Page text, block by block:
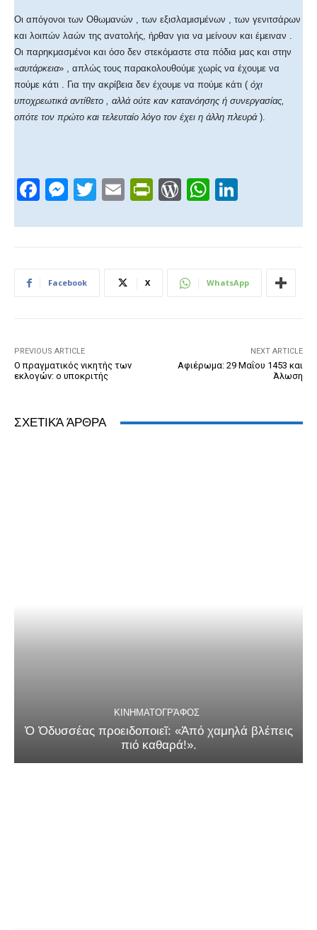
Οι απόγονοι των Οθωμανών , των εξισλαμισμένων , των γενιτσάρων
και λοιπών λαών της ανατολής, ήρθαν για να μείνουν και έμειναν .
Οι παρηκμασμένοι και όσο δεν στεκόμαστε στα πόδια μας και στην
«αυτάρκεια» , απλώς τους παρακολουθούμε χωρίς να έχουμε να
πούμε κάτι . Για την ακρίβεια δεν έχουμε να πούμε κάτι ( όχι
υποχρεωτικά αντίθετο , αλλά ούτε καν κατανόησης ή συνεργασίας,
οπότε τον πρώτο και τελευταίο λόγο τον έχει η άλλη πλευρά).
F
c
b
k
M
ss
n
T
tt
E
ail
Pr
tF
W
d
e
W
at
A
k
dI
Facebook X WhatsApp
PREVIOUS ARTICLE
Ο πραγματικός νικητής των
εκλογών: ο υποκριτής
NEXT ARTICLE
Αφιέρωμα: 29 Μαΐου 1453 και
Άλωση
ΣΧΕΤΙΚΆ ΆΡΘΡΑ
ΚΙΝΗΜΑΤΟΓΡΆΦΟΣ
Ὁ Ὀδυσσέας προειδοποιεῖ: «Ἀπό χαμηλά βλέπεις
πιό καθαρά!».